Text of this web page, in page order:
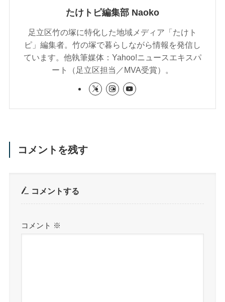
たけトピ編集部 Naoko
足立区竹の塚に特化した地域メディア「たけト
ピ」編集者。竹の塚で暮らしながら情報を発信し
ています。他執筆媒体：Yahoo!ニュースエキスパ
ート（足立区担当／MVA受賞）。
コメントを残す
コメントする
コメント ※